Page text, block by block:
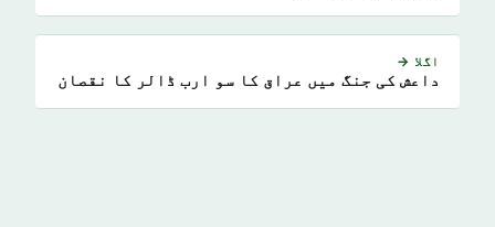
اگلا →
داعش کی جنگ میں عراق کا سو ارب ڈالر کا نقصان